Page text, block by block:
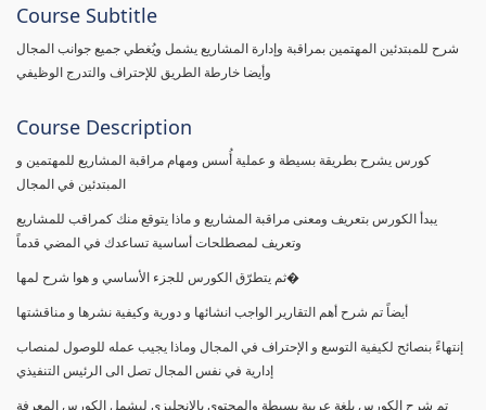
Course Subtitle
شرح للمبتدئين المهتمين بمراقبة وإدارة المشاريع يشمل ويُغطي جميع جوانب المجال
وأيضا خارطة الطريق للإحتراف والتدرج الوظيفي
Course Description
كورس يشرح بطريقة بسيطة و عملية أُسس ومهام مراقبة المشاريع للمهتمين و
المبتدئين في المجال
يبدأ الكورس بتعريف ومعنى مراقبة المشاريع و ماذا يتوقع منك كمراقب للمشاريع
وتعريف لمصطلحات أساسية تساعدك في المضي قدماً
ثم يتطرّق الكورس للجزء الأساسي و هوا شرح لمها�
أيضاً تم شرح أهم التقارير الواجب انشائها و دورية وكيفية نشرها و مناقشتها
إنتهاءً بنصائح لكيفية التوسع و الإحتراف في المجال وماذا يجيب عمله للوصول لمنصاب
إدارية في نفس المجال تصل الى الرئيس التنفيذي
تم شرح الكورس بلغة عربية بسيطة والمحتوى بالإنجليزي ليشمل الكورس المعرفة